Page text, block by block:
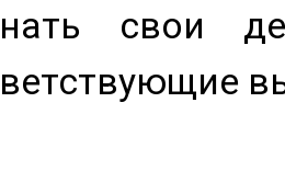
свои